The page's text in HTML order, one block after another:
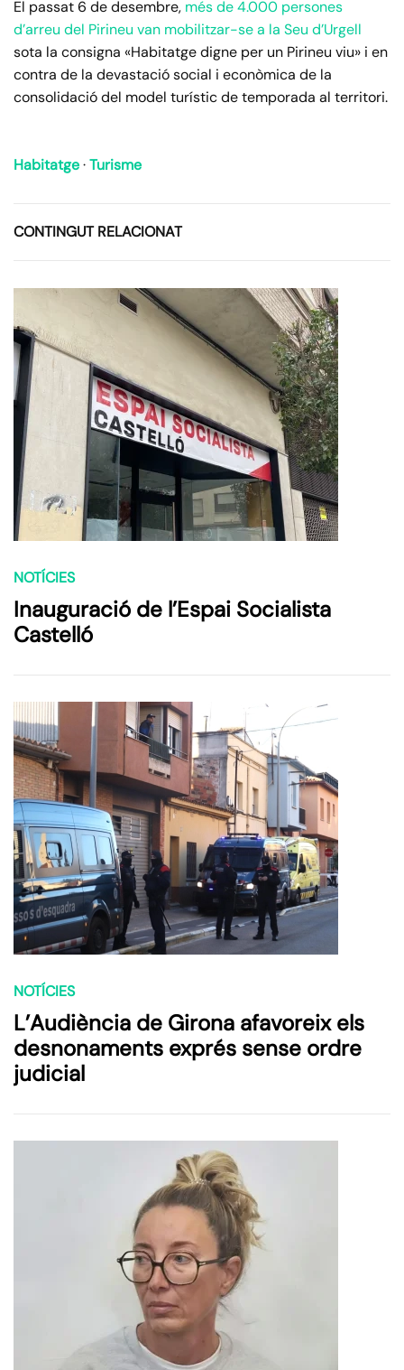
El passat 6 de desembre, més de 4.000 persones
d’arreu del Pirineu van mobilitzar-se a la Seu d’Urgell
sota la consigna «Habitatge digne per un Pirineu viu» i en
contra de la devastació social i econòmica de la
consolidació del model turístic de temporada al territori.
Habitatge·Turisme
CONTINGUT RELACIONAT
NOTÍCIES
Inauguració de l’Espai Socialista
Castelló
NOTÍCIES
L’Audiència de Girona afavoreix els
desnonaments exprés sense ordre
judicial